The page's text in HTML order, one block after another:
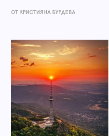
ОТ КРИСТИЯНА БУРДЕВА